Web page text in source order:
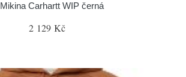
Mikina Carhartt WIP černá
2 129 Kč